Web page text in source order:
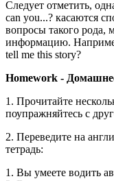
Следует отметить,
can you...? касаются
вопросы такого рода,
информацию.
tell me this story?
Homework -
1. Прочитайте
поупражняйтесь с
2. Переведите на
тетрадь:
1. Вы умеете водить